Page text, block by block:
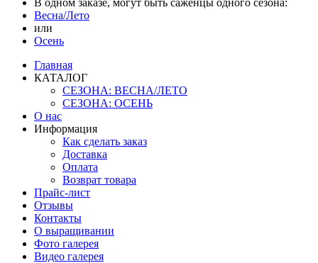
Весна/Лето
или
Осень
Главная
КАТАЛОГ
СЕЗОНА: ВЕСНА/ЛЕТО
СЕЗОНА: ОСЕНЬ
О нас
Информация
Как сделать заказ
Доставка
Оплата
Возврат товара
Прайс-лист
Отзывы
Контакты
О выращивании
Фото галерея
Видео галерея